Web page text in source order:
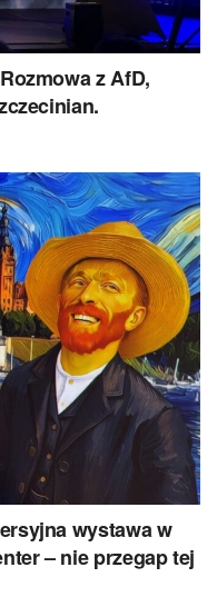
z AfD,
wystawa w
– nie przegap tej